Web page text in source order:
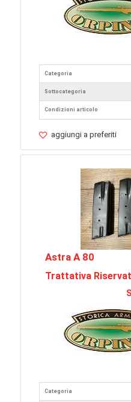
Categoria
Sottocategoria
Condizioni articolo
aggiungi a preferiti
Astra A 80
Trattativa
Categoria